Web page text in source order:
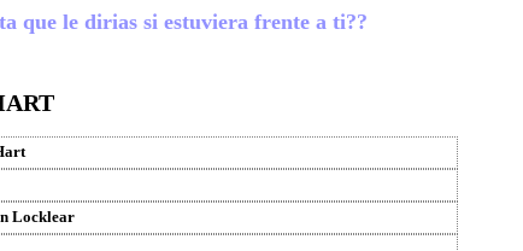
que le dirias si estuviera frente a ti??
Locklear